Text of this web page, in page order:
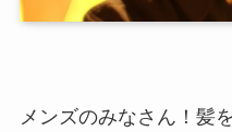
メンズのみなさん！髪